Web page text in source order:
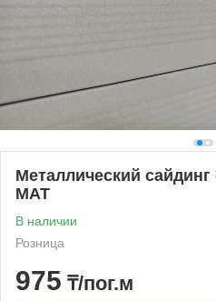
Металлический
МАТ
В наличии
Розница
975 ₸/пог.м